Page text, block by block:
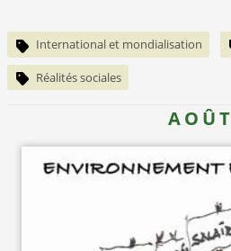
International et mondialisation
Réalités sociales
AOÛT